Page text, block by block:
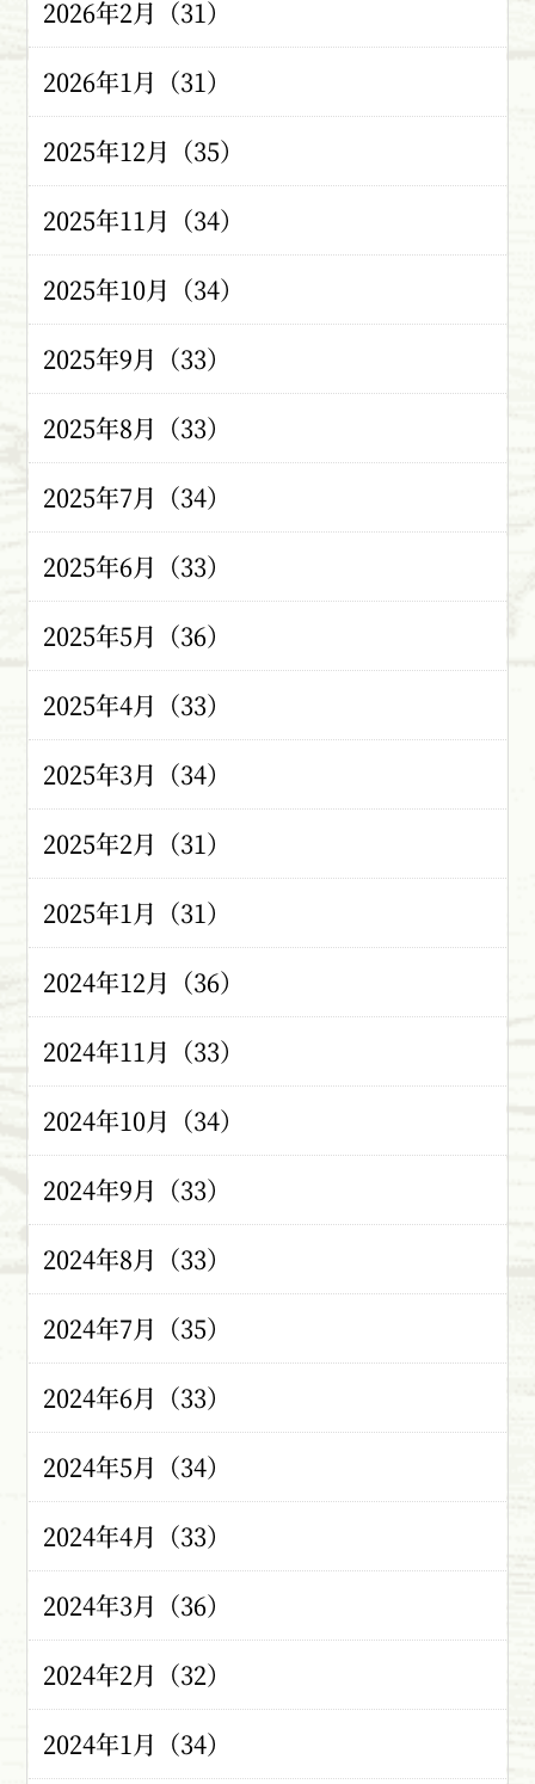
2026年2月（31）
2026年1月（31）
2025年12月（35）
2025年11月（34）
2025年10月（34）
2025年9月（33）
2025年8月（33）
2025年7月（34）
2025年6月（33）
2025年5月（36）
2025年4月（33）
2025年3月（34）
2025年2月（31）
2025年1月（31）
2024年12月（36）
2024年11月（33）
2024年10月（34）
2024年9月（33）
2024年8月（33）
2024年7月（35）
2024年6月（33）
2024年5月（34）
2024年4月（33）
2024年3月（36）
2024年2月（32）
2024年1月（34）